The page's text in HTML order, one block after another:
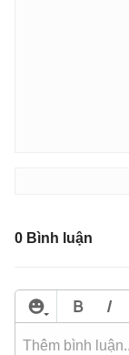
0 Bình luận